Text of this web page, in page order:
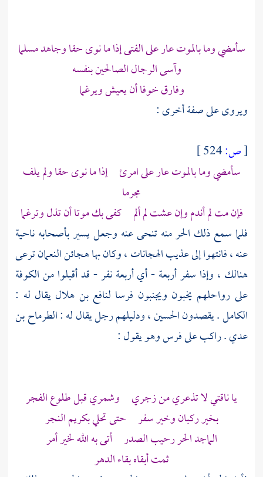
سأمضي وما بالموت عار على الفتى إذا ما نوى حقا وجاهد مسلما
وآسى الرجال الصالحين بنفسه
وفارق خوفا أن يعيش ويرغما
ويروى على صفة أخرى :
[ص:
سأمضي وما بالموت عار على امرئ إذا ما نوى حقا ولم يلف
مجرما
فإن مت لم أندم وإن عشت لم ألم كفى بك موتا أن تذل وترغما
فلما سمع ذلك الحرمنه تنحى عنه وجعل يسير بأصحابه ناحية
عنه ، فانتهوا إلىعذيب الهجانات، وكان بها هجائن النعمان ترعى
هنالك ، وإذا سفر أربعة - أي أربعة نفر - قد أقبلوا منالكوفة
على رواحلهم يخبون ويجنبون فرسا لنافع بن هلاليقال له :
الكامل . يقصدونالحسين، ودليلهم رجل يقال له :الطرماح بن
عدي. راكب على فرس وهو يقول :
يا ناقتي لا تذعري من زجري وشمري قبل طلوع الفجر
بخير ركبان وخير سفر حتى تحلي بكريم النجر
الماجد الحر رحيب الصدر أتى به الله لخير أمر
ثمت أبقاه بقاء الدهر